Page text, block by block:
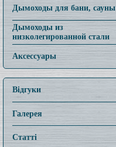
Дымоходы для бани, сауны
Дымоходы из
низколегированной стали
Аксессуары
Відгуки
Галерея
Статті